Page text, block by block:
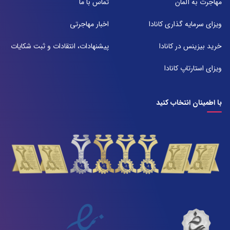
تلفن:
ویزای سرمایه گذاری کانادا
خرید بیزینس در کانادا
ویزای استارتاپ کانادا
اخبار مهاجرتی
پیشنهادات، انتقادات و ثبت شکایات
با اطمینان انتخاب کنید